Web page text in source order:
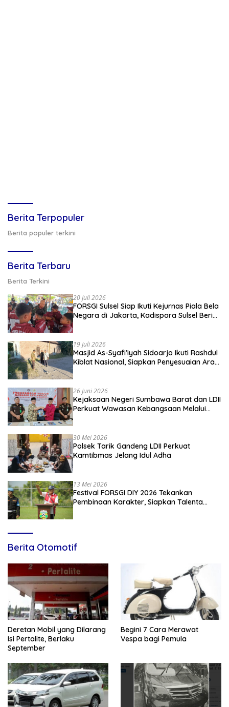
Berita Terpopuler
Berita populer terkini
Berita Terbaru
Berita Terkini
20 Juli 2026
FORSGI Sulsel Siap Ikuti Kejurnas Piala Bela
Negara di Jakarta, Kadispora Sulsel Beri
19 Juli 2026
Masjid As-Syafi’iyah Sidoarjo Ikuti Rashdul
Kiblat Nasional, Siapkan Penyesuaian Arah
26 Juni 2026
Kejaksaan Negeri Sumbawa Barat dan LDII
Perkuat Wawasan Kebangsaan Melalui
30 Mei 2026
Polsek Tarik Gandeng LDII Perkuat
Kamtibmas Jelang Idul Adha
13 Mei 2026
Festival FORSGI DIY 2026 Tekankan
Pembinaan Karakter, Siapkan Talenta
Berita Otomotif
Deretan Mobil yang Dilarang
Isi Pertalite, Berlaku
September
Begini 7 Cara Merawat
Vespa bagi Pemula